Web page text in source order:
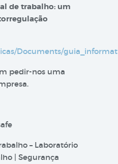
de trabalho: um
Documents/
pedir-nos uma
– Laboratório
| Segurança